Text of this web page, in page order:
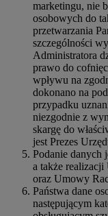
marketingu, nie
osobowych do
przetwarzania
szczególności
Administratora
prawo do
wpływu na
dokonano na
przypadku
niezgodnie z
skargę do
jest Prezes
Podanie danych
a także
oraz Umowy
Państwa dane
następującym